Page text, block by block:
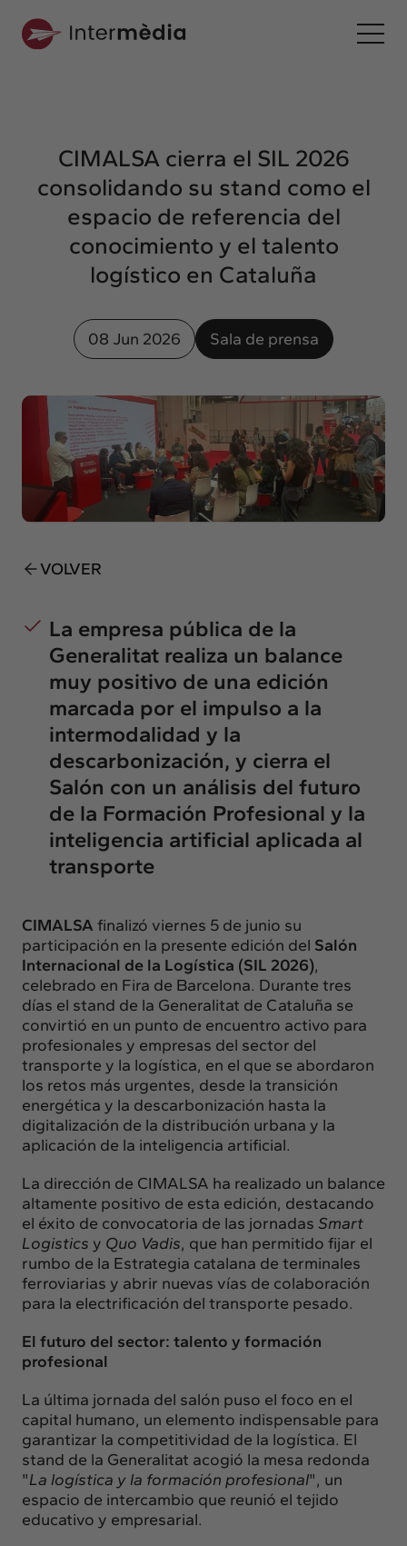
Interconexión
Nuestros servicios
Interacción
Proyectos
Intermèdia
Confidencial
Interrelación
Insights
Actualidad
Intercambio
Contacto
CIMALSA cierra el SIL 2026
consolidando su stand como el
espacio de referencia del
conocimiento y el talento
logístico en Cataluña
08 Jun 2026 Sala de prensa
VOLVER
La empresa pública de la
Generalitat realiza un balance
muy positivo de una edición
marcada por el impulso a la
intermodalidad y la
descarbonización, y cierra el
Salón con un análisis del futuro
de la Formación Profesional y la
inteligencia artificial aplicada al
transporte
CIMALSA finalizó viernes 5 de junio su
participación en la presente edición del Salón
Internacional de la Logística (SIL 2026),
celebrado en Fira de Barcelona. Durante tres
días el stand de la Generalitat de Cataluña se
convirtió en un punto de encuentro activo para
profesionales y empresas del sector del
transporte y la logística, en el que se abordaron
los retos más urgentes, desde la transición
energética y la descarbonización hasta la
digitalización de la distribución urbana y la
aplicación de la inteligencia artificial.
La dirección de CIMALSA ha realizado un balance
altamente positivo de esta edición, destacando
el éxito de convocatoria de las jornadas Smart
Logistics y Quo Vadis, que han permitido fijar el
rumbo de la Estrategia catalana de terminales
ferroviarias y abrir nuevas vías de colaboración
para la electrificación del transporte pesado.
El futuro del sector: talento y formación
profesional
La última jornada del salón puso el foco en el
capital humano, un elemento indispensable para
garantizar la competitividad de la logística. El
stand de la Generalitat acogió la mesa redonda
"La logística y la formación profesional", un
espacio de intercambio que reunió el tejido
educativo y empresarial.